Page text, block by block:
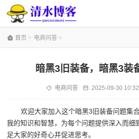
首页 > 电商问答 >
暗黑3旧装备，暗黑3装
电商问答 2025-09-30
欢迎大家加入这个暗黑3旧装备问题集
我的知识和智慧，为每个问题提供深入而细
足大家的好奇心并促进思考。